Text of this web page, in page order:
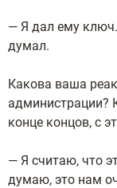
— Я дал ему
думал.
Какова ваша
администрации?
конце концов, с
— Я считаю, что
думаю, это нам